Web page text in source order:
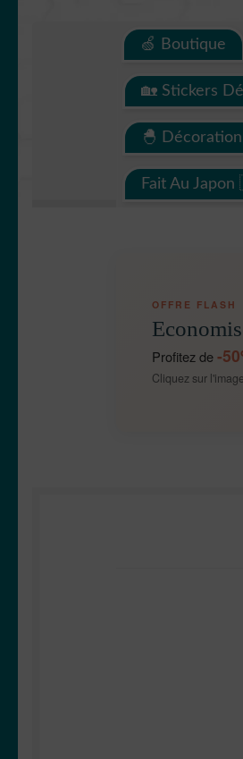
🍏 Boutique
🏡 Stickers
🐣
Fait Au
OFFRE FLASH
Profitez de-
Cliquez sur